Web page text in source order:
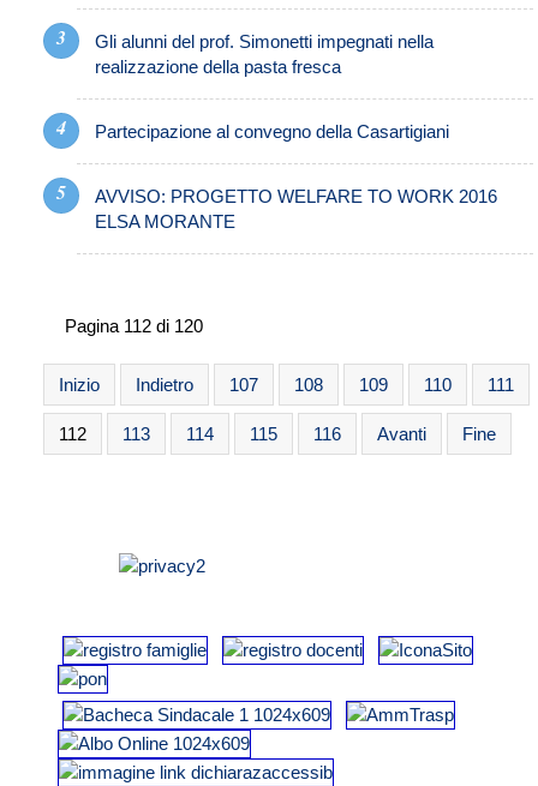
Gli alunni del prof. Simonetti impegnati nella
realizzazione della pasta fresca
Partecipazione al convegno della Casartigiani
AVVISO: PROGETTO WELFARE TO WORK 2016
ELSA MORANTE
Pagina 112 di 120
Inizio Indietro 107 108 109 110 111
112 113 114 115 116 Avanti Fine